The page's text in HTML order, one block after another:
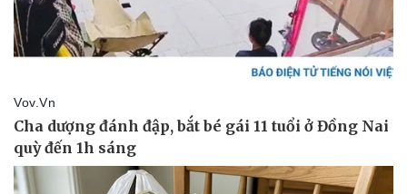
Thể thao
Thế giới thể thao
eSports
Hậu trường
Ô tô - Xe máy